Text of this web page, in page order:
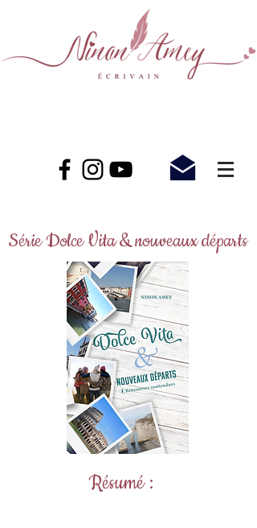
Série Dolce Vita & nouveaux départs
Résumé :